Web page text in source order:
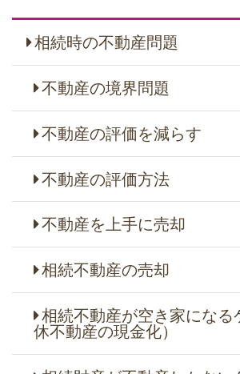
相続時の不動産問題
不動産の境界問題
不動産の評価を減らす
不動産の評価方法
不動産を上手に売却
相続不動産の売却
相続不動産が空き家になる
休不動産の現金化）